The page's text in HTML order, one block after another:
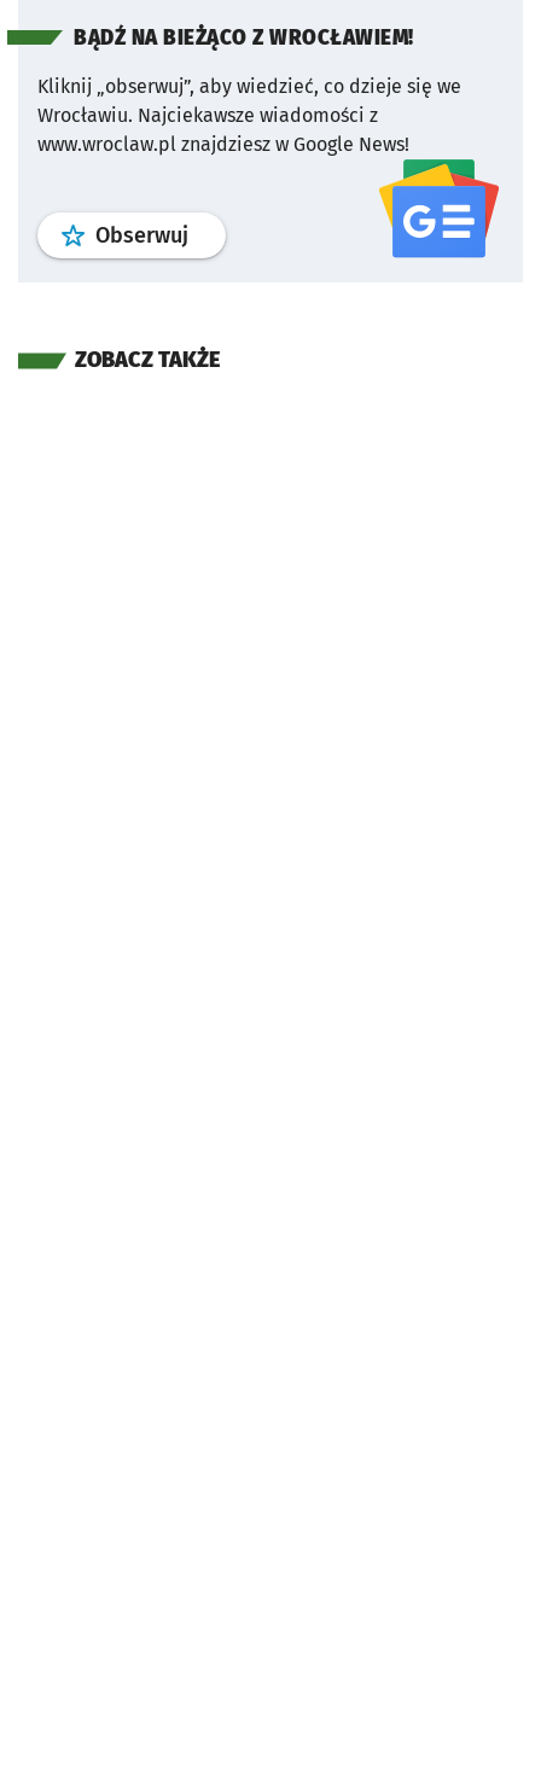
BĄDŹ NA BIEŻĄCO Z WROCŁAWIEM!
Kliknij „obserwuj”, aby wiedzieć, co dzieje się we
Wrocławiu. Najciekawsze wiadomości z
www.wroclaw.pl znajdziesz w Google News!
Obserwuj profil serwisu
ZOBACZ TAKŻE